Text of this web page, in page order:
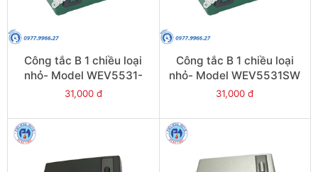
Công tắc B 1 chiều loại
nhỏ- Model WEV5531-
7SW
31,000 đ
Công tắc B 1 chiều loại
nhỏ- Model WEV5531SW
31,000 đ